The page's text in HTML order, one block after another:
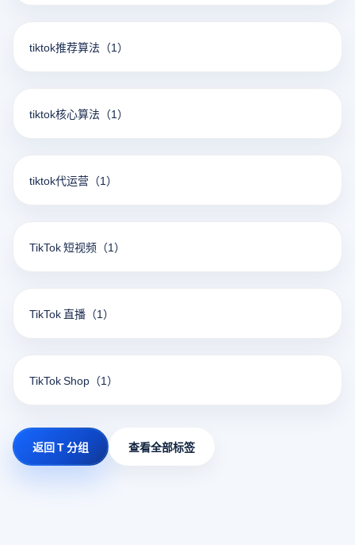
tiktok推荐算法 （1）
tiktok核心算法 （1）
tiktok代运营 （1）
TikTok 短视频 （1）
TikTok 直播 （1）
TikTok Shop （1）
返回 T 分组 查看全部标签